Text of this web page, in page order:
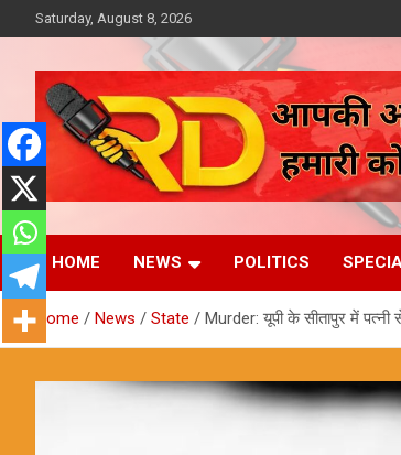
to
Saturday, August 8, 2026
Reporter Diaries
आपकी आवाज, हमारी कोशिश
HOME NEWS POLITICS
Home News State Murder: यूपी के सीतापुर में